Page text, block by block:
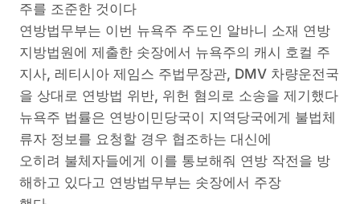
주를 조준한 것이다
연방법무부는 이번 뉴욕주 주도인 알바니 소재 연방
지방법원에 제출한 솟장에서 뉴욕주의 캐시 호컬 주
지사, 레티시아 제임스 주법무장관, DMV 차량운전국
을 상대로 연방법 위반, 위헌 혐의로 소송을 제기했다
뉴욕주 법률은 연방이민당국이 지역당국에게 불법체
류자 정보를 요청할 경우 협조하는 대신에
오히려 불체자들에게 이를 통보해줘 연방 작전을 방
해하고 있다고 연방법무부는 솟장에서 주장